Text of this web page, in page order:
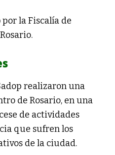
la Fiscalía de
realizaron una
de Rosario, en una
de actividades
que sufren los
de la ciudad.